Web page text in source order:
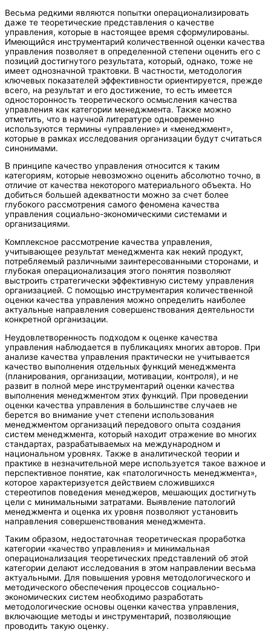
Весьма редкими являются попытки операционализировать
даже те теоретические представления о качестве
управления, которые в настоящее время сформулированы.
Имеющийся инструментарий количественной оценки качества
управления позволяет в определенной степени оценить его с
позиций достигнутого результата, который, однако, тоже не
имеет однозначной трактовки. В частности, методология
ключевых показателей эффективности ориентируется, прежде
всего, на результат и его достижение, то есть имеется
односторонность теоретического осмысления качества
управления как категории менеджмента. Также можно
отметить, что в научной литературе одновременно
используются термины «управление» и «менеджмент»,
которые в рамках исследования организации будут считаться
синонимами.
В принципе качество управления относится к таким
категориям, которые невозможно оценить абсолютно точно, в
отличие от качества некоторого материального объекта. Но
добиться большей адекватности можно за счет более
глубокого рассмотрения самого феномена качества
управления социально-экономическими системами и
организациями.
Комплексное рассмотрение качества управления,
учитывающее результат менеджмента как некий продукт,
потребляемый различными заинтересованными сторонами, и
глубокая операционализация этого понятия позволяют
выстроить стратегически эффективную систему управления
организацией. С помощью инструментария количественной
оценки качества управления можно определить наиболее
актуальные направления совершенствования деятельности
конкретной организации.
Неудовлетворенность подходом к оценке качества
управления наблюдается в публикациях многих авторов. При
анализе качества управления практически не учитывается
качество выполнения отдельных функций менеджмента
(планирования, организации, мотивации, контроля), и не
развит в полной мере инструментарий оценки качества
выполнения менеджментом этих функций. При проведении
оценки качества управления в большинстве случаев не
берется во внимание учет степени использования
менеджментом организаций передового опыта создания
систем менеджмента, который находит отражение во многих
стандартах, разрабатываемых на международном и
национальном уровнях. Также в аналитической теории и
практике в незначительной мере используется такое важное и
перспективное понятие, как «патологичность менеджмента»,
которое характеризуется действием сложившихся
стереотипов поведения менеджеров, мешающих достигнуть
цели с минимальными затратами. Выявление патологий
менеджмента и оценка их уровня позволяют установить
направления совершенствования менеджмента.
Таким образом, недостаточная теоретическая проработка
категории «качество управления» и минимальная
операционализация теоретических представлений об этой
категории делают исследования в этом направлении весьма
актуальными. Для повышения уровня методологического и
методического обеспечения процессов социально-
экономических систем необходимо разработать
методологические основы оценки качества управления,
включающие методы и инструментарий, позволяющие
проводить такую оценку.